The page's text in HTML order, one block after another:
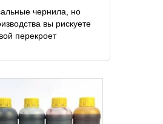
чернила, но
вы рискуете
перекроет